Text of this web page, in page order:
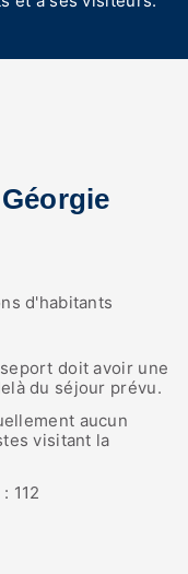
Géorgie
d'habitants
doit avoir une
du séjour prévu.
aucun
visitant la
112